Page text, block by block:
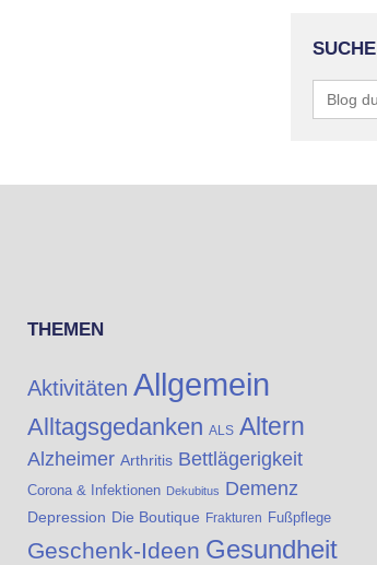
SUCHE
Search
for:
THEMEN
Aktivitäten Allgemein
Alltagsgedanken ALS Altern
Alzheimer Arthritis Bettlägerigkeit
Corona & Infektionen Dekubitus Demenz
Depression Die Boutique Frakturen Fußpflege
Geschenk-Ideen Gesundheit